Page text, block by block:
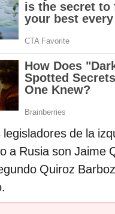
de la
a Rusia son Jaime
Quiroz